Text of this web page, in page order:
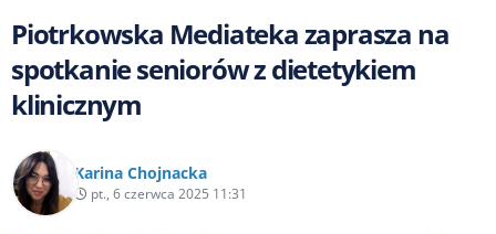
Piotrkowska Mediateka zaprasza na
spotkanie seniorów z dietetykiem
klinicznym
Karina Chojnacka
pt., 6 czerwca 2025 11:31